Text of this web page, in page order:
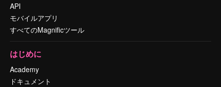
API
モバイルアプリ
すべてのMagnificツール
はじめに
Academy
ドキュメント